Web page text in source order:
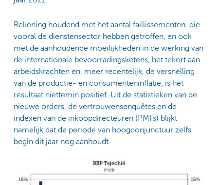
Rekening houdend met het aantal faillissementen, die
vooral de dienstensector hebben getroffen, en ook
met de aanhoudende moeilijkheden in de werking van
de internationale bevoorradingsketens, het tekort aan
arbeidskrachten en, meer recentelijk, de versnelling
van de productie- en consumenteninflatie, is het
resultaat niettemin positief. Uit de statistieken van de
nieuwe orders, de vertrouwensenquêtes en de
indexen van de inkoopdirecteuren (PMI's) blijkt
namelijk dat de periode van hoogconjunctuur zelfs
begin dit jaar nog aanhoudt.